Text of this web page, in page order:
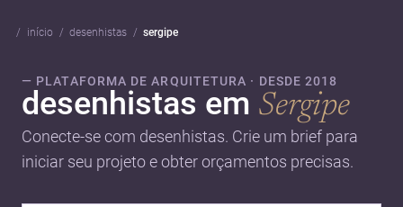
início desenhistas sergipe
— PLATAFORMA DE ARQUITETURA · DESDE 2018
desenhistas em Sergipe
Conecte-se com desenhistas. Crie um brief para
iniciar seu projeto e obter orçamentos precisas.